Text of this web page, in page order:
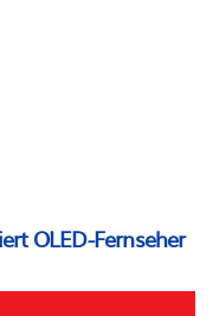
OLED-Fernseher